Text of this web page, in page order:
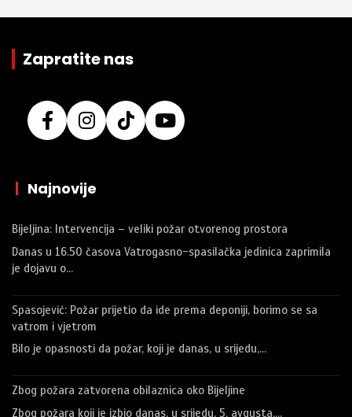
Zapratite nas
| Najnovije
Bijeljina: Intervencija – veliki požar otvorenog prostora
Danas u 16.50 časova Vatrogasno-spasilačka jedinica zaprimila
je dojavu o…
Spasojević: Požar prijetio da ide prema deponiji, borimo se sa
vatrom i vjetrom
Bilo je opasnosti da požar, koji je danas, u srijedu,…
Zbog požara zatvorena obilaznica oko Bijeljine
Zbog požara koji je izbio danas, u srijedu, 5. avgusta,…